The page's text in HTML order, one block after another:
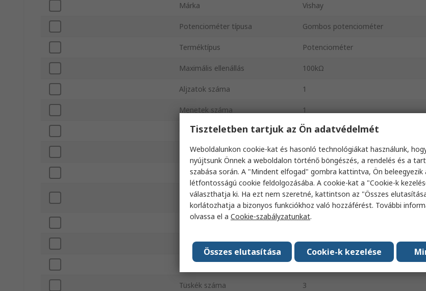
Márka Vishay
Potenciométer típusa Gombos potenciométer
Terméktípus Potenciométer
Maximális ellenállás 100kΩ
Aljzatok száma 1
Menetek száma 1
Csomagolás Doboz
Névleges teljesítmény 0.5W
Elektromos utazó Lineáris
Elem anyaga
Elektromos áramot vezető
műanyag
Panelre szerelhető
Lezárási stílus Forrasztható karika
Min. működési hőmérséklet -40°C
Tüskék száma 3
Tiszteletben tartjuk az Ön adatvédelmét
Weboldalunkon cookie-kat és hasonló technológiákat használunk,
nyújtsunk Önnek a weboldalon történő böngészés, a rendelés és a
szabása során. A "Mindent elfogad" gombra kattintva, Ön beleegyezik
létfontosságú cookie feldolgozásába. A cookie-kat a "Cookie-k
választhatja ki. Ha ezt nem szeretné, kattintson az "Összes
korlátozhatja a bizonyos funkciókhoz való hozzáférést. További
olvassa el a Cookie-szabályzatunkat.
Cookie-k kezelése
Összes elutasítása